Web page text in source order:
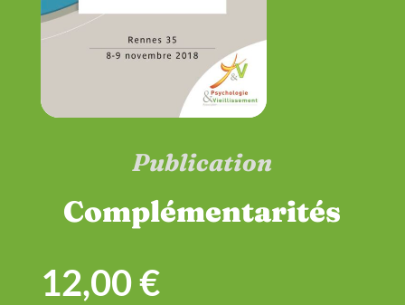
Publication
Complémentarités
12,00€